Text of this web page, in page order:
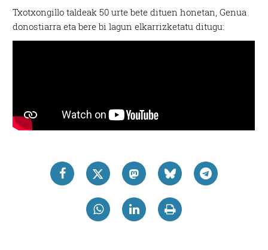
Txotxongillo taldeak 50 urte bete dituen honetan, Genua
donostiarra eta bere bi lagun elkarrizketatu ditugu: